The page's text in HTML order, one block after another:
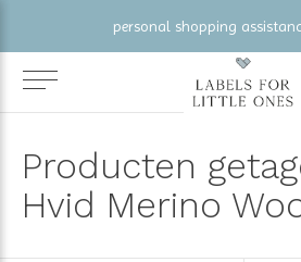
personal shopping
Producten
Hvid Merino